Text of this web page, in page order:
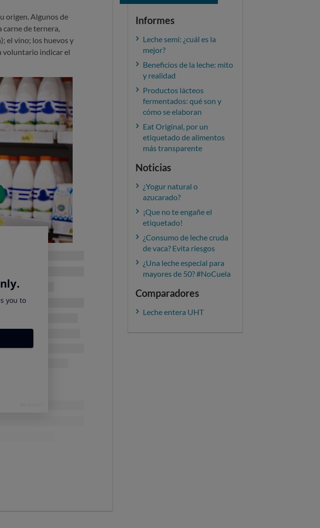
origen. Algunos de
de ternera,
el vino; los huevos y
voluntario indicar el
de la leche
(vaca, cabra y oveja),
como ingrediente
Informes
Leche semi: ¿cuál es la
mejor?
Beneficios de la leche: mito
y realidad
Productos lácteos
fermentados: qué son y
cómo se elaboran
Eat Original, por un
etiquetado de alimentos
más transparente
Noticias
¿Yogur natural o
azucarado?
¡Que no te engañe el
etiquetado!
¿Consumo de leche cruda
de vaca? Evita riesgos
¿Una leche especial para
mayores de 50? #NoCuela
Comparadores
Leche entera UHT